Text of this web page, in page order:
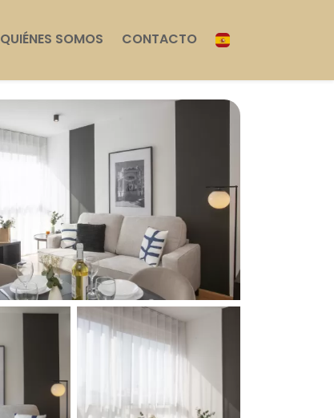
QUIÉNES SOMOS CONTACTO